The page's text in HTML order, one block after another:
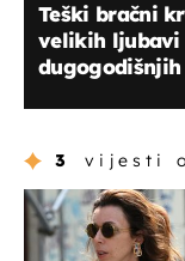
Teški bračni
velikih ljubavi
3 vijesti